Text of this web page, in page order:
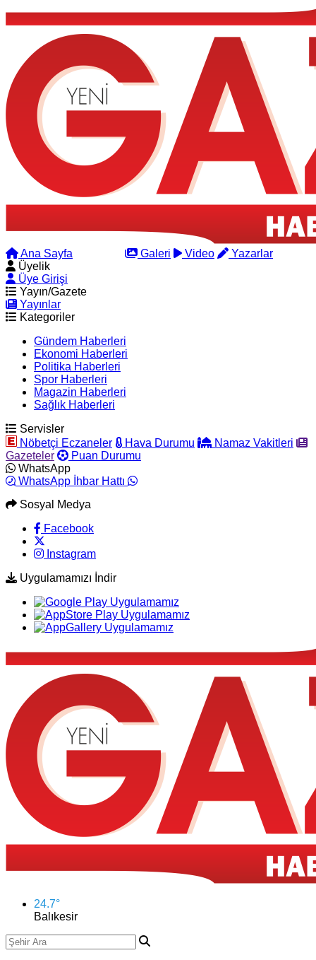
Ana Sayfa Galeri Video
Yazarlar
Üyelik
Üye Girişi
Yayın/Gazete
Yayınlar
Kategoriler
Gündem Haberleri
Ekonomi Haberleri
Politika Haberleri
Spor Haberleri
Magazin Haberleri
Sağlık Haberleri
Servisler
Nöbetçi Eczaneler
Hava Durumu
Namaz Vakitleri
Gazeteler
Puan Durumu
WhatsApp
WhatsApp İhbar Hattı
Sosyal Medya
Facebook
Instagram
Uygulamamızı İndir
24.7°
Balıkesir